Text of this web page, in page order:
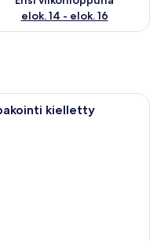
elok. 14 - elok. 16
hotellihuone, jossa on
kielletty